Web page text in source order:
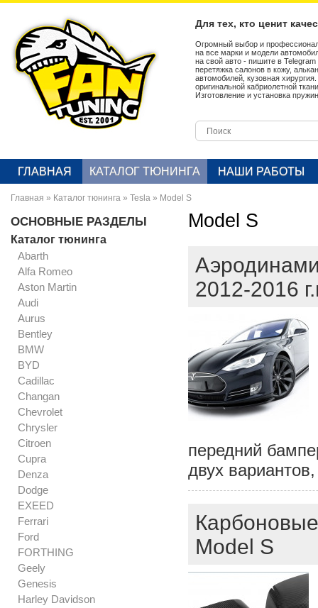
Для тех, кто ценит
Огромный выбор и
на все марки и модели
на свой авто - пишите в
перетяжка салонов в кожу,
автомобилей, кузовная
оригинальной кабриолетной
Изготовление и установка
ГЛАВНАЯ КАТАЛОГ ТЮНИНГА НАШИ РАБОТЫ
Главная » Каталог тюнинга » Tesla » Model S
ОСНОВНЫЕ РАЗДЕЛЫ
Каталог тюнинга
Abarth
Alfa Romeo
Aston Martin
Audi
Aurus
Bentley
BMW
BYD
Cadillac
Changan
Chevrolet
Chrysler
Citroen
Cupra
Denza
Dodge
EXEED
Ferrari
Ford
FORTHING
Geely
Genesis
Harley Davidson
Model S
2012-2016
передний
двух
Model S